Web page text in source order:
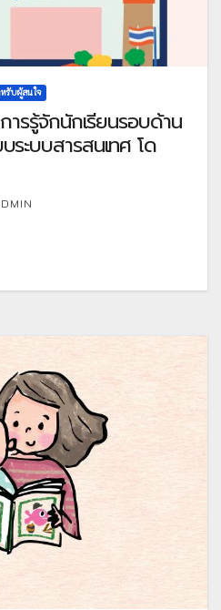
รับผู้สนใจ
รรู้จักนักเรียนรอบด้าน
ะบบสารสนเทศ โด